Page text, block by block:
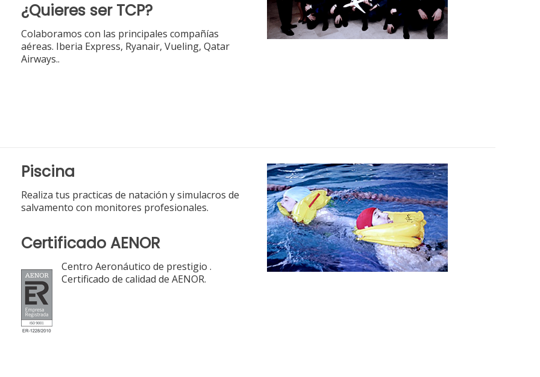
¿Quieres ser TCP?
Colaboramos con las principales compañías
aéreas. Iberia Express, Ryanair, Vueling, Qatar
Airways..
Piscina
Realiza tus practicas de natación y simulacros de
salvamento con monitores profesionales.
Certificado AENOR
Centro Aeronáutico de prestigio .
Certificado de calidad de AENOR.